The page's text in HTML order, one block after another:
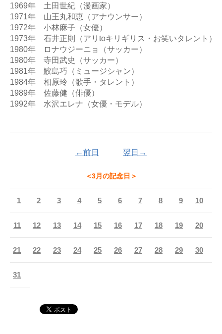
1969年　土田世紀（漫画家）
1971年　山王丸和恵（アナウンサー）
1972年　小林麻子（女優）
1973年　石井正則（アリtoキリギリス・お笑いタレント）
1980年　ロナウジーニョ（サッカー）
1980年　寺田武史（サッカー）
1981年　鮫島巧（ミュージシャン）
1984年　相原玲（歌手・タレント）
1989年　佐藤健（俳優）
1992年　水沢エレナ（女優・モデル）
←前日 翌日→
＜3月の記念日＞
1 2 3 4 5 6 7 8 9 10
11 12 13 14 15 16 17 18 19 20
21 22 23 24 25 26 27 28 29 30
31